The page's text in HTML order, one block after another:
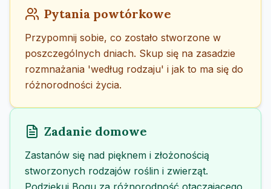
Pytania powtórkowe
Przypomnij sobie, co zostało stworzone w
poszczególnych dniach. Skup się na zasadzie
rozmnażania 'według rodzaju' i jak to ma się do
różnorodności życia.
Zadanie domowe
Zastanów się nad pięknem i złożonością
stworzonych rodzajów roślin i zwierząt.
Podziękuj Bogu za różnorodność otaczającego